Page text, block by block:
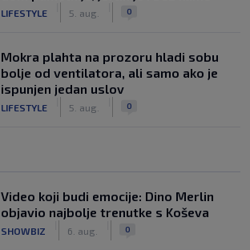
LIFESTYLE 5. aug. 0
Mokra plahta na prozoru hladi sobu
bolje od ventilatora, ali samo ako je
ispunjen jedan uslov
LIFESTYLE 5. aug. 0
Video koji budi emocije: Dino Merlin
objavio najbolje trenutke s Koševa
SHOWBIZ 6. aug. 0